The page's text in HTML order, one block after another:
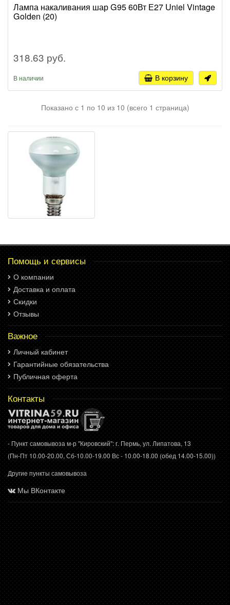
Лампа накаливания шар G95 60Вт Е27 Uniel Vintage
Golden (20)
318.63 руб.
В наличии В корзину
Показано с 1 по 10 из 10 (всего 1 страница)
Помощь и сервисы
О компании
Доставка и оплата
Скидки
Отзывы
Важное
Личный кабинет
Гарантийные обязательства
Публичная оферта
Контакты
- Пункт самовывоза м-р "Кировский": г. Пермь, ул. Липатова, 13
(Пн-Пт 10.00-20.00, Сб-10.00-19.00 Вс - 10.00-18.00 (обед 14.00-15.00))
Другие пункты самовывоза
Мы ВКонтакте